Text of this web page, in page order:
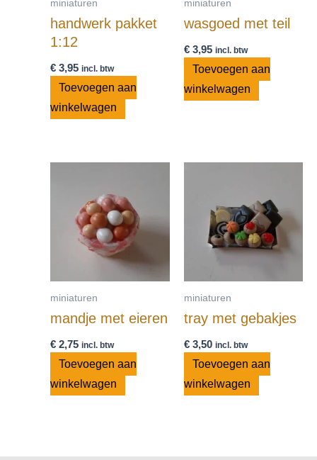
miniaturen
handwerk pakket
1:12
€ 3,95 incl. btw
Toevoegen aan
winkelwagen
miniaturen
wasgoed met teil
€3,95 incl. btw
Toevoegen aan
winkelwagen
miniaturen
mandje met eieren
€ 2,75 incl. btw
Toevoegen aan
winkelwagen
miniaturen
tray met gebakjes
€3,50 incl. btw
Toevoegen aan
winkelwagen